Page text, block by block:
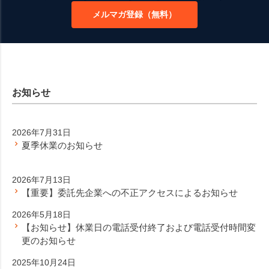
メルマガ登録（無料）
お知らせ
2026年7月31日
夏季休業のお知らせ
2026年7月13日
【重要】委託先企業への不正アクセスによるお知らせ
2026年5月18日
【お知らせ】休業日の電話受付終了および電話受付時間変
更のお知らせ
2025年10月24日